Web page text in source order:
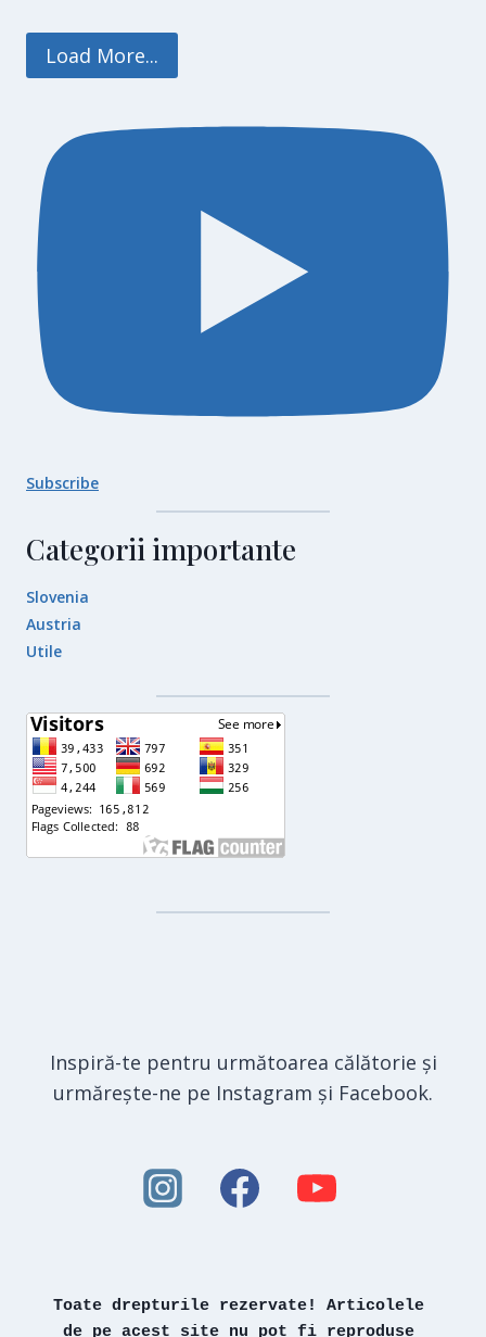
Load More...
Subscribe
Categorii importante
Slovenia
Austria
Utile
Inspiră-te pentru următoarea călătorie și
urmărește-ne pe Instagram și Facebook.
Toate drepturile rezervate! Articolele
de pe acest site nu pot fi reproduse